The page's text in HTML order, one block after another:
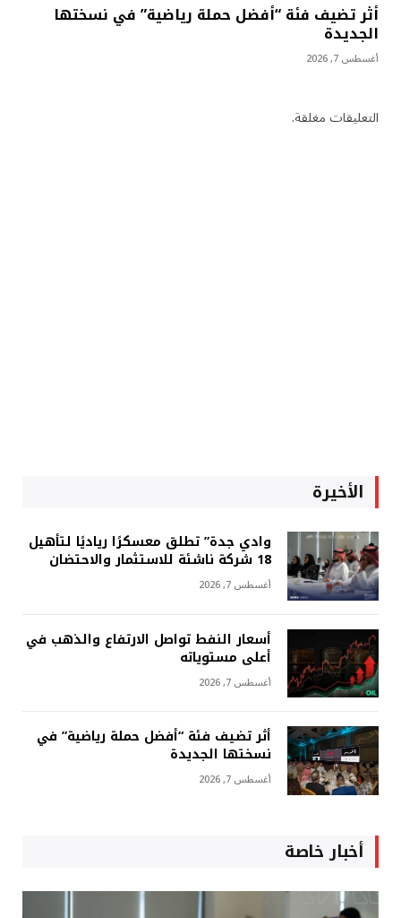
أثر تضيف فئة “أفضل حملة رياضية” في نسختها
الجديدة
أغسطس 7, 2026
التعليقات مغلقة.
الأخيرة
وادي جدة” تطلق معسكرًا رياديًا لتأهيل
18 شركة ناشئة للاستثمار والاحتضان
أغسطس 7, 2026
أسعار النفط تواصل الارتفاع والذهب في
أعلى مستوياته
أغسطس 7, 2026
أثر تضيف فئة “أفضل حملة رياضية” في
نسختها الجديدة
أغسطس 7, 2026
أخبار خاصة